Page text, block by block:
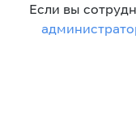
Если вы